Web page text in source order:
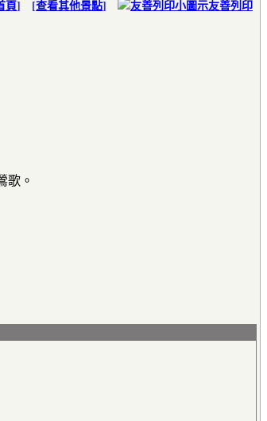
頁] [查看其他景點]
友善列印
歌。